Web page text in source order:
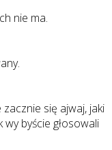
nie ma.
się ajwaj, jaki
wy byście głosowali